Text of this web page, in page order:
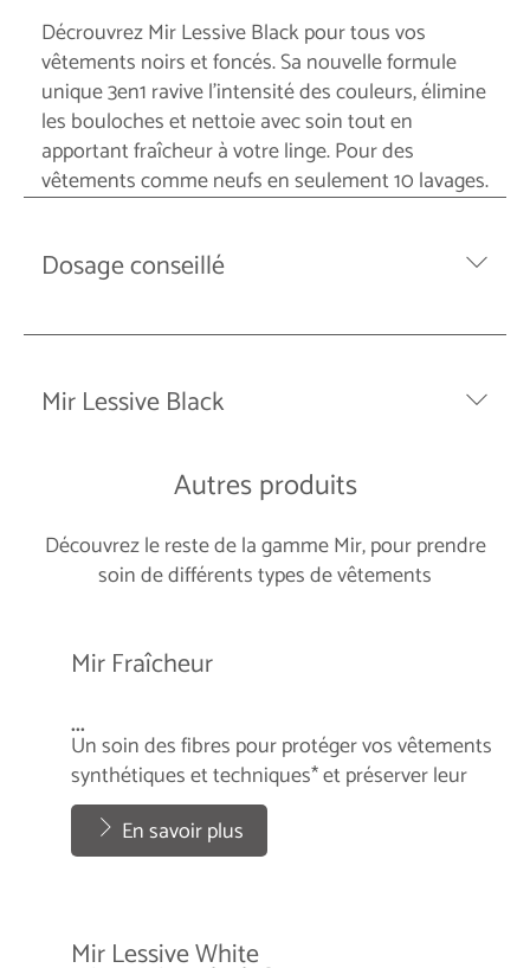
Décrouvrez Mir Lessive Black pour tous vos
vêtements noirs et foncés. Sa nouvelle formule
unique 3en1 ravive l'intensité des couleurs, élimine
les bouloches et nettoie avec soin tout en
apportant fraîcheur à votre linge. Pour des
vêtements comme neufs en seulement 10 lavages.
Dosage conseillé
Mir Lessive Black
Autres produits
Découvrez le reste de la gamme Mir, pour prendre
soin de différents types de vêtements
Mir Fraîcheur
...
Un soin des fibres pour protéger vos vêtements
synthétiques et techniques* et préserver leur
élasticité.
...
En savoir plus
Mir Lessive White